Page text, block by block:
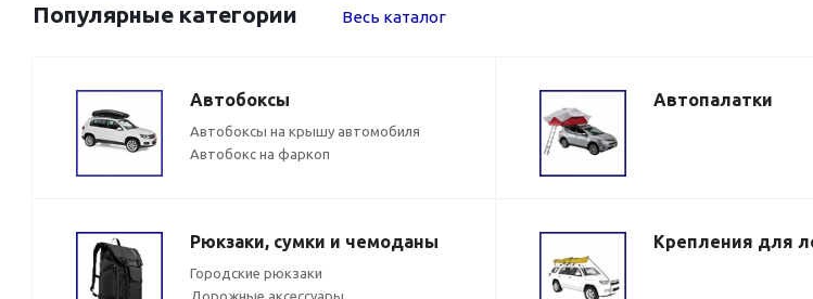
Популярные категории Весь каталог
Автобоксы
Автобоксы на крышу автомобиля
Автобокс на фаркоп
Автопалатки
Рюкзаки, сумки и чемоданы
Городские рюкзаки
Дорожные аксессуары
Крепления для